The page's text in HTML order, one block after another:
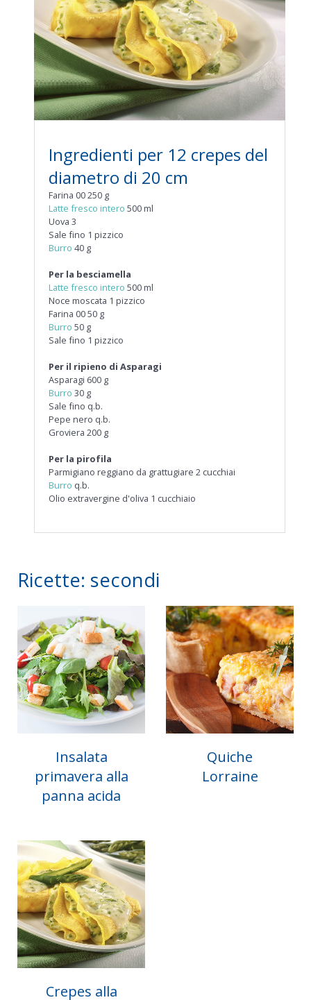
Ingredienti per 12 crepes del
diametro di 20 cm
Farina 00 250 g
Latte fresco intero 500 ml
Uova 3
Sale fino 1 pizzico
Burro 40 g
Per la besciamella
Latte fresco intero 500 ml
Noce moscata 1 pizzico
Farina 00 50 g
Burro 50 g
Sale fino 1 pizzico
Per il ripieno di Asparagi
Asparagi 600 g
Burro 30 g
Sale fino q.b.
Pepe nero q.b.
Groviera 200 g
Per la pirofila
Parmigiano reggiano da grattugiare 2 cucchiai
Burro q.b.
Olio extravergine d'oliva 1 cucchiaio
Ricette: secondi
Insalata
primavera alla
panna acida
Quiche
Lorraine
Crepes alla